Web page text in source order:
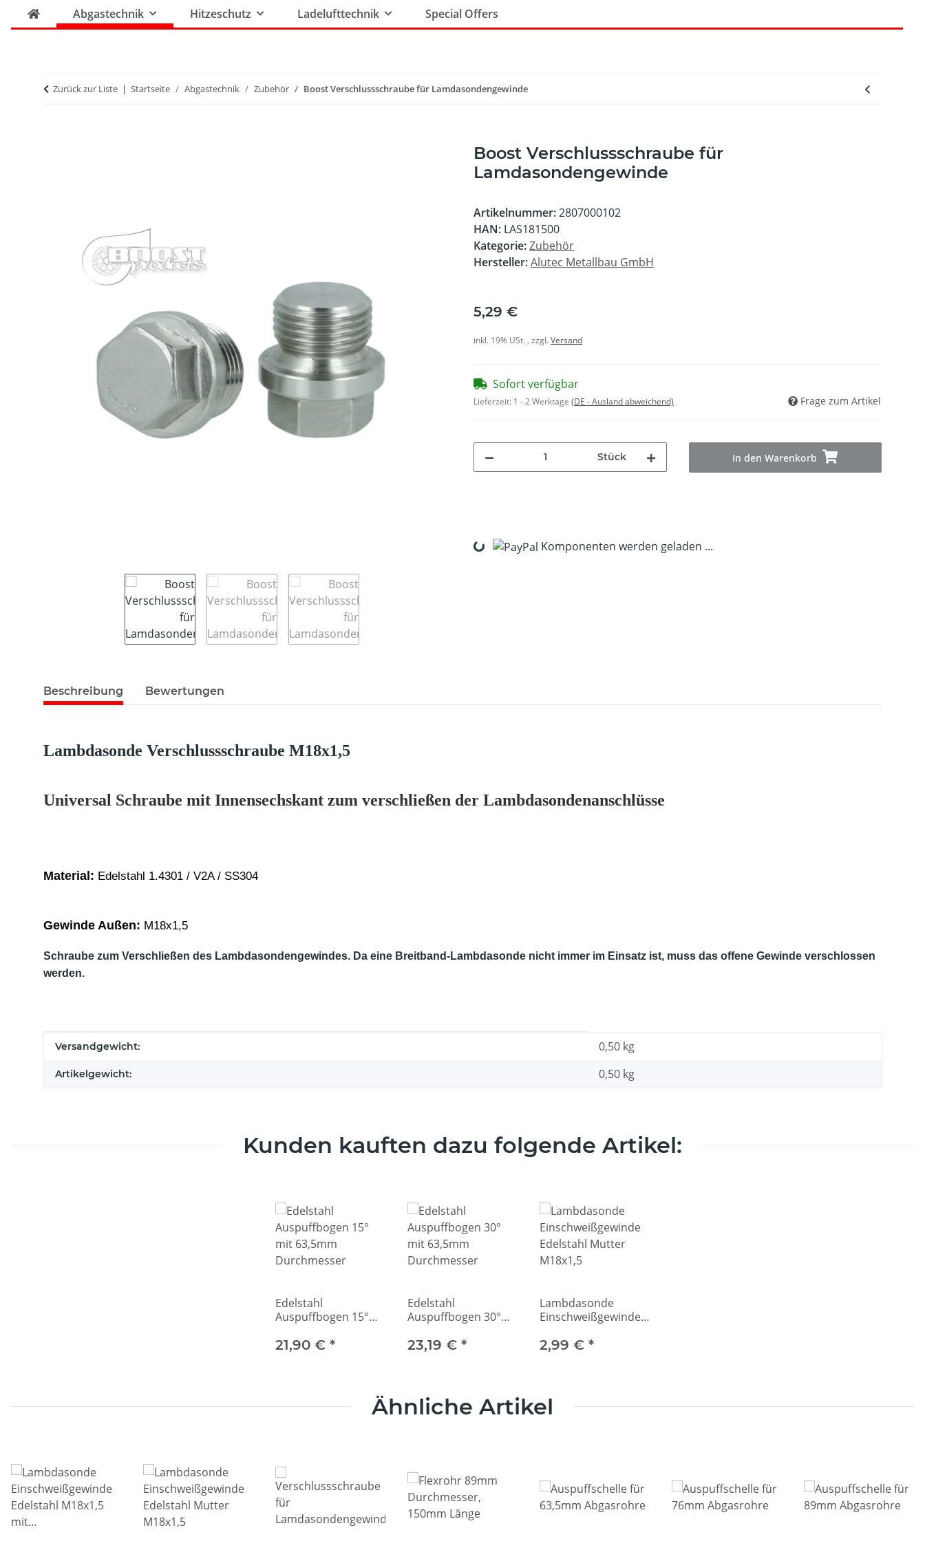
Abgastechnik Hitzeschutz Ladelufttechnik Special Offers
Zurück zur Liste Startseite Abgastechnik Zubehör Boost Verschlussschraube für Lamdasondengewinde
Boost Verschlussschraube für
Lamdasondengewinde
Artikelnummer:2807000102
HAN: LAS181500
Kategorie:Zubehör
Hersteller:Alutec Metallbau GmbH
5,29 €
inkl. 19% USt. , zzgl.Versand
Sofort verfügbar
Lieferzeit: 1 - 2 Werktage (DE - Ausland abweichend) Frage zum Artikel
Stück In den Warenkorb
Loading... Komponenten werden geladen ...
Beschreibung Bewertungen
Lambdasonde Verschlussschraube M18x1,5
Universal Schraube mit Innensechskant zum verschließen der Lambdasondenanschlüsse
Material: Edelstahl 1.4301 / V2A / SS304
Gewinde Außen: M18x1,5
Schraube zum Verschließen des Lambdasondengewindes. Da eine Breitband-Lambdasonde nicht immer im Einsatz ist, muss das offene Gewinde verschlossen
werden.
Produkteigenschaft
Wert
Versandgewicht: 0,50 kg
Artikelgewicht: 0,50 kg
Kunden kauften dazu folgende Artikel:
Edelstahl
Auspuffbogen 15°
Durchmesser
21,90 € *
Edelstahl
Auspuffbogen 30°
Durchmesser
23,19 € *
Lambdasonde
Einschweißgewinde
M18x1,5
2,99 € *
Ähnliche Artikel